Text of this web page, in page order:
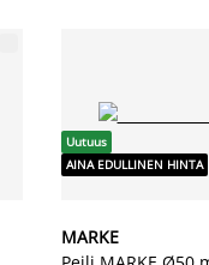
Uutuus
AINA EDULLINEN HINTA
MARKE